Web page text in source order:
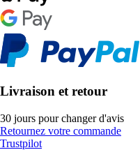
Livraison et retour
30 jours pour changer d'avis
Retournez votre commande
Trustpilot